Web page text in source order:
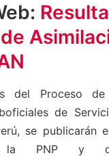
del Proceso
de
se publicarán
la PNP y